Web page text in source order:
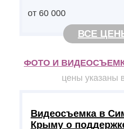
от 60 000
ВСЕ
ФОТО И
цены указаны
Видеосъемка в
Крыму о